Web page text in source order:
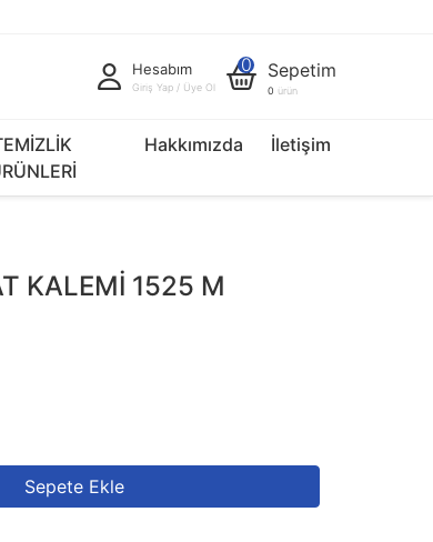
Hesabım
Giriş Yap / Üye Ol
0 Sepetim
0 ürün
Hakkımızda İletişim
KALEMİ 1525 M
Sepete Ekle